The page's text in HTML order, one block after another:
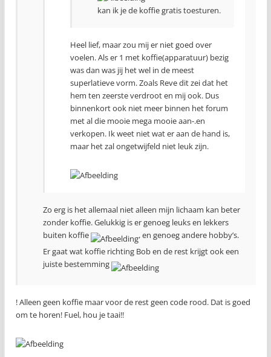
kan ik je de koffie gratis toesturen.
Heel lief, maar zou mij er niet goed over
voelen. Als er 1 met koffie(apparatuur) bezig
was dan was jij het wel in de meest
superlatieve vorm. Zoals Reve dit zei dat het
hem ten zeerste verdroot en mij ook. Dus
binnenkort ook niet meer binnen het forum
met al die mooie mega mooie aan-.en
verkopen. Ik weet niet wat er aan de hand is,
maar het zal ongetwijfeld niet leuk zijn.
Zo erg is het allemaal niet alleen mijn lichaam kan beter
zonder koffie. Gelukkig is er genoeg leuks en lekkers
buiten koffie
, en genoeg andere hobby’s.
Er gaat wat koffie richting Bob en de rest krijgt ook een
juiste bestemming
! Alleen geen koffie maar voor de rest geen code rood. Dat is goed
om te horen! Fuel, hou je taai!!